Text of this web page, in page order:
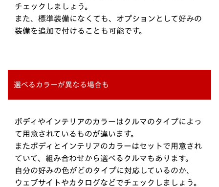
チェックしましょう。
また、標準装備になくても、オプションとして好みの
装備を追加で付けることも可能です。
選べるカラーが異なる場合も
ボディやインテリアのカラーはクルマのタイプによっ
て用意されているものが違います。
またボディとインテリアのカラーはセットで用意され
ていて、組み合わせから選べるクルマもあります。
自分の好みの色がどのタイプに対応しているのか、
ウェブサイトやカタログなどでチェックしましょう。